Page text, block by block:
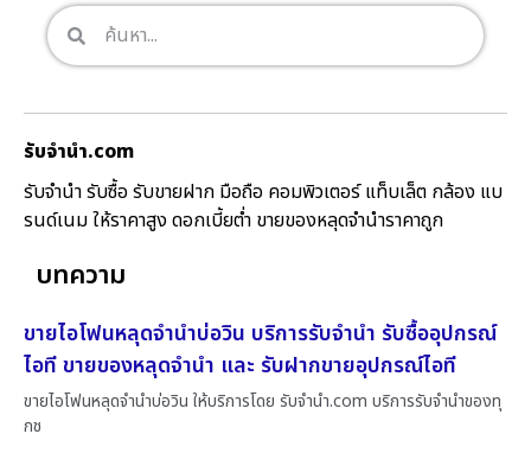
รับจํานํา.com
รับจำนำ รับซื้อ รับขายฝาก มือถือ คอมพิวเตอร์ แท็บเล็ต กล้อง แบ
รนด์เนม ให้ราคาสูง ดอกเบี้ยต่ำ ขายของหลุดจำนำราคาถูก
บทความ
ขายไอโฟนหลุดจำนำบ่อวิน บริการรับจำนำ รับซื้ออุปกรณ์
ไอที ขายของหลุดจำนำ และ รับฝากขายอุปกรณ์ไอที
ขายไอโฟนหลุดจำนำบ่อวิน ให้บริการโดย รับจํานํา.com บริการรับจำนำของทุ
กช